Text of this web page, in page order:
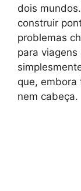
dois
construir
problemas
para
que, embora
nem cabeça.